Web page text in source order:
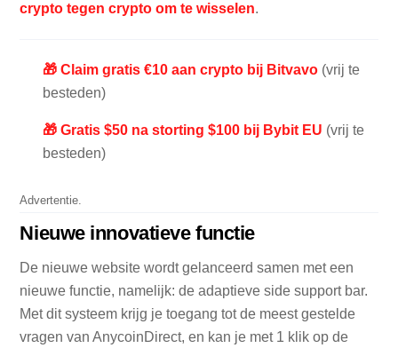
crypto tegen crypto om te wisselen.
🎁 Claim gratis €10 aan crypto bij Bitvavo (vrij te
besteden)
🎁 Gratis $50 na storting $100 bij Bybit EU (vrij te
besteden)
Advertentie.
Nieuwe innovatieve functie
De nieuwe website wordt gelanceerd samen met een
nieuwe functie, namelijk: de adaptieve side support bar.
Met dit systeem krijg je toegang tot de meest gestelde
vragen van AnycoinDirect, en kan je met 1 klik op de